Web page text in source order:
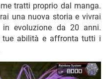
tratti proprio dal manga.
una nuova storia e vivrai
evoluzione da 20 anni.
tue abilità e affronta tutti i